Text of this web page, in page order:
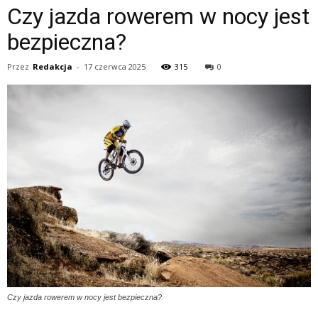
Czy jazda rowerem w nocy jest
bezpieczna?
Przez Redakcja - 17 czerwca 2025 315 0
Czy jazda rowerem w nocy jest bezpieczna?